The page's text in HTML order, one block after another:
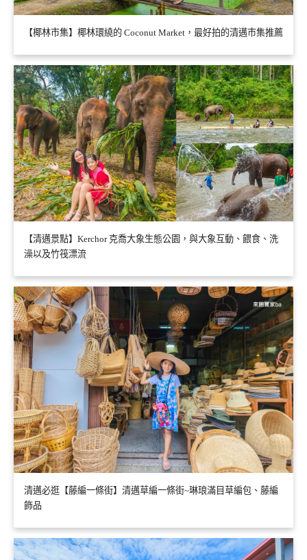
【椰林市集】椰林環繞的 Coconut Market，最好拍的清邁市集推薦
【清邁景點】Kerchor 克喬大象生態公園，與大象互動、餵食、洗
澡以及竹筏漂流
清邁必逛【藤編一條街】清邁草編一條街~琳琅滿目草編包、藤編
飾品